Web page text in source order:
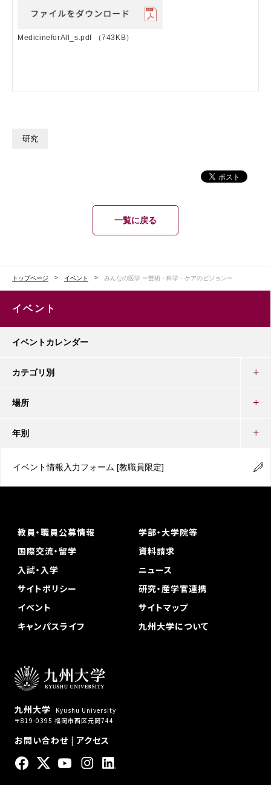
MedicineforAll_s.pdf （743KB）
研究
一覧に戻る
トップページ イベント みんなの医学 ー芸術・科学・ケアのビジョンー
イベント
イベントカレンダー
カテゴリ別
場所
年別
イベント情報入力フォーム [教職員限定]
九州大学
Kyushu University
〒819-0395 福岡市西区元岡744
お問い合わせ| アクセス
教員・職員公募情報
学部・大学院等
国際交流・留学
資料請求
入試・入学
ニュース
サイトポリシー
研究・産学官連携
イベント
サイトマップ
キャンパスライフ
九州大学について